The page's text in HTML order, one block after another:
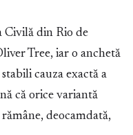
Civilă din Rio de
Tree, iar o anchetă
cauza exactă a
că orice variantă
deocamdată,